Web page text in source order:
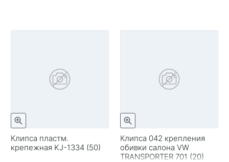
Клипса пластм.
крепежная KJ-1334 (50)
Клипса 042 крепления
обивки салона VW
TRANSPORTER 701 (20)